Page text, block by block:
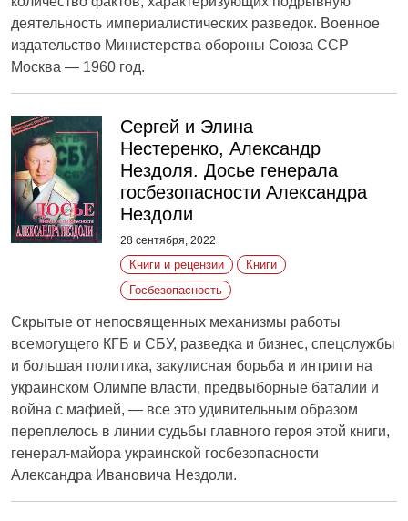
деятельность империалистических разведок. Военное
издательство Министерства обороны Союза ССР
Москва — 1960 год.
Сергей и Элина
Нестеренко, Александр
Нездоля. Досье генерала
госбезопасности Александра
Нездоли
28 сентября, 2022
Книги и рецензии
Книги
Госбезопасность
Скрытые от непосвященных механизмы работы
всемогущего КГБ и СБУ, разведка и бизнес, спецслужбы
и большая политика, закулисная борьба и интриги на
украинском Олимпе власти, предвыборные баталии и
война с мафией, — все это удивительным образом
переплелось в линии судьбы главного героя этой книги,
генерал-майора украинской госбезопасности
Александра Ивановича Нездоли.